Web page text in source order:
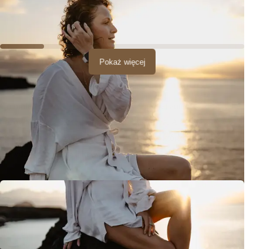
Pokaż więcej
Co mnie najbardziej urzekło w Monice, to jej autentyczność. Nie
pozowała, nie udawała – po prostu była sobą. A to właśnie
przekłada się na najpiękniejsze zdjęcia – te, które pokazują
prawdziwego człowieka w jego naturalnym pięknie.